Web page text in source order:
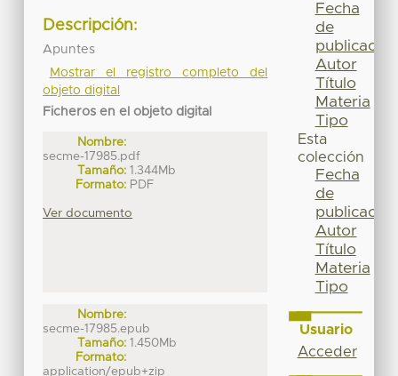
Descripción:
Apuntes
Mostrar el registro completo del
objeto digital
Ficheros en el objeto digital
Nombre:
secme-17985.pdf
Tamaño: 1.344Mb
Formato: PDF
Ver documento
Nombre:
secme-17985.epub
Tamaño: 1.450Mb
Formato:
application/epub+zip
Fecha
de
publicación
Autor
Título
Materia
Tipo
Esta
colección
Fecha
de
publicación
Autor
Título
Materia
Tipo
Usuario
Acceder